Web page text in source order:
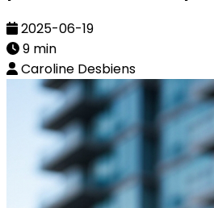
2025-06-19
9 min
Caroline Desbiens